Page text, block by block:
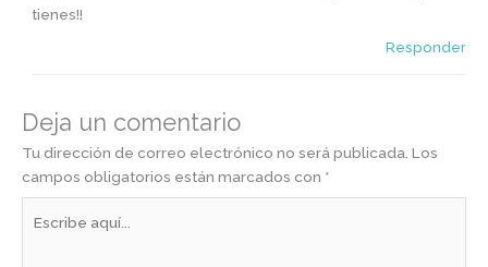
tienes!!
Responder
Deja un comentario
Tu dirección de correo electrónico no será publicada. Los
campos obligatorios están marcados con *
aquí...